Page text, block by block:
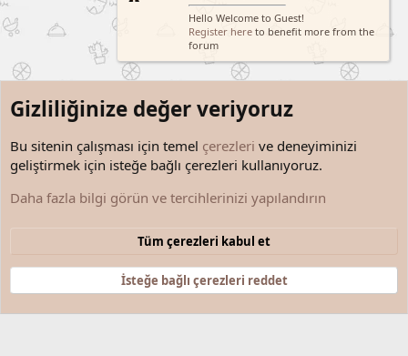
Şartlar ve kurallar Gizlilik politikası
Community platform by XenForo® © 2010-2025 XenForo Ltd.
Hello Welcome to Guest!
Register here to benefit more from the
forum
Gizliliğinize değer veriyoruz
Bu sitenin çalışması için temel çerezleri ve deneyiminizi
geliştirmek için isteğe bağlı çerezleri kullanıyoruz.
Daha fazla bilgi görün ve tercihlerinizi yapılandırın
Tüm çerezleri kabul et
İsteğe bağlı çerezleri reddet